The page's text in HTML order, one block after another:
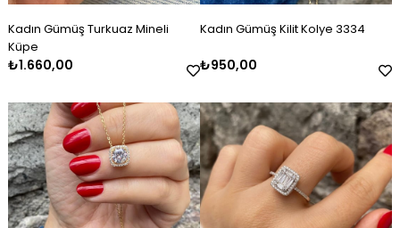
Kadın Gümüş Turkuaz Mineli
Küpe
₺1.660,00
Kadın Gümüş Kilit Kolye 3334
₺950,00